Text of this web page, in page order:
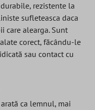
rezistente la
sufleteasca daca
care alearga. Sunt
corect, făcându-le
sau contact cu
ca lemnul, mai